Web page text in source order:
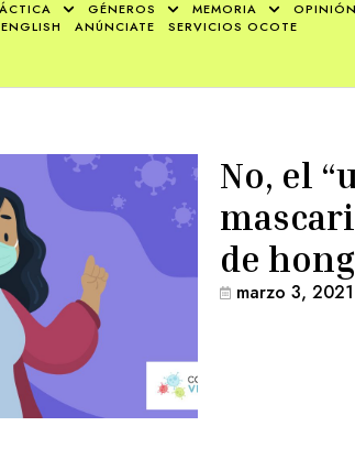
GÉNEROS MEMORIA OPINIÓN
ENGLISH ANÚNCIATE SERVICIOS OCOTE
No, el
de
marzo 3, 2021